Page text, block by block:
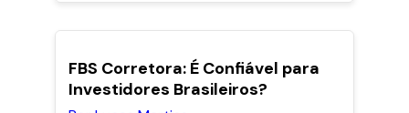
POPULARES
FBS Corretora: É Confiável para
Investidores Brasileiros?